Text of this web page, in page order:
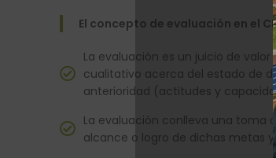
El concepto de evaluación en el
La evaluación es un juicio de
cualitativo acerca del estado de
anterioridad (actitudes y
La evaluación conlleva una toma
alcance o logro de dichas metas